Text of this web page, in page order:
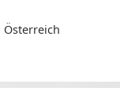
Österreich